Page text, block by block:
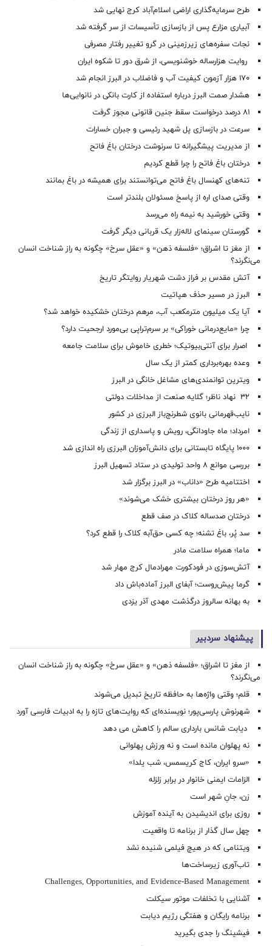
طرح سرمایه‌گذاری اراضی اسلام‌آباد کرج نهایی شد
آبیاری مزارع پس از بازسازی تأسیسات از سر گرفته شد
نجات سفره‌های زیرزمینی در گرو تغییر رفتار مصرفی
روایت هزارساله خوشنویسی، از شرق دور تا شکوه ایران
۱۷۰ هزار آزمون کیفیت آب و فاضلاب در البرز انجام شد
هشدار صمت البرز درباره استفاده از کارت بانکی در نانوایی‌ها
۸۱ درصد درخواست‌ سقط جنین قانونی مجوز گرفت
سرعت در بازسازی پل شهید رئیسی و جبران خسارات
از مدیریت پیشگیرانه تا سرنوشت درختان باغ فاتح
درختان باغ فاتح را چرا قطع کردیم
تنه‌های کهنسال باغ فاتح می‌توانستند برای همیشه در باغ بمانند
وقتی صدای اره از پاسخ مسئولان بلندتر است
وقتی خورشید به نیمه راه می‌رسد
گورستان سینمای لاله‌زار یک قربانی دیگر گرفت
از مغز تا اشراق؛ «فلسفه ذهن» و «عقل سرخ» چگونه به راز شناخت انسان
می‌نگرند؟
آتش مقدس بر فراز دشت شهریار روایتگر تاریخ
البرز در مسیر حذف هپاتیت
آیا یک میلیون مترمکعب آب، مرهم درختان خشکیده خواهد شد؟
چرا «مایع‌درمانی خوراکی» بر سرم‌تراپی بی‌مورد ارجحیت دارد؟
اصرار برای آنتی‌بیوتیک؛ خطری خاموش برای سلامت جامعه
وعده بهره‌برداری کمتر از یک سال
ویترین توانمندی‌های مشاغل خانگی در البرز
۳۲ نهاد ناظر؛ گلایه صنعت از مداخلات دولتی
نایب‌قهرمانی بانوی شطرنج‌باز البرزی در کشور
امرداد؛ ماه جاودانگی، رویش و پاسداری از زندگی
۱۰۰۰ پایگاه تابستانی برای دانش‌آموزان البرزی راه اندازی شد
بررسی موانع ۸ واحد تولیدی در ستاد تسهیل البرز
اختتامیه طرح «داناب» در البرز برگزار شد
«هر روز درختان بیشتری خشک می‌شوند»
درختان صدساله کلاک در صف قطع
سد پُر، باغ تشنه؛ چه کسی حق‌آبه کلاک را قطع کرد؟
ماما؛ همراه سلامت مادر
آتش‌سوزی در فودکورت مهرادمال کرج مهار شد
گرما پیش‌روست؛ آبفای البرز آماده‌باش داد
به بهانه سالروز درگذشت مهدی آذر یزدی
پیشنهاد سردبیر
از مغز تا اشراق؛ «فلسفه ذهن» و «عقل سرخ» چگونه به راز شناخت انسان
می‌نگرند؟
قلم؛ وقتی واژه‌ها به حافظه تاریخ تبدیل می‌شوند
شهرنوش پارسی‌پور؛ نویسنده‌ای که روایت‌های تازه را به ادبیات فارسی آورد
دیابت شانس بارداری سالم را کاهش می دهد
نه پهلوان مانده است و نه ورزش پهلوانی
«سرو ایران، کاج کریسمس، شب یلدا»
الزامات ایمنی خانوار در برابر زلزله
زن، جانِ شهر است
روزی برای اندیشیدن به آینده آموزش
چهل سال گذار از برنامه تا واقعیت
ویتنامی که در هیچ فیلمی شنیده نشد
تاب‌آوری زیرساخت‌ها
Challenges, Opportunities, and Evidence-Based Management
آشنایی با تخلفات موتور سیکلت
برنامه رایگان و هفتگی رژیم دیابت
فیشینگ را جدی بگیرید